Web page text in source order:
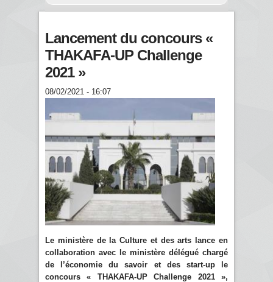
Lancement du concours «
THAKAFA-UP Challenge
2021 »
08/02/2021 - 16:07
Le ministère de la Culture et des arts lance en
collaboration avec le ministère délégué chargé
de l’économie du savoir et des start-up le
concours « THAKAFA-UP Challenge 2021 »,